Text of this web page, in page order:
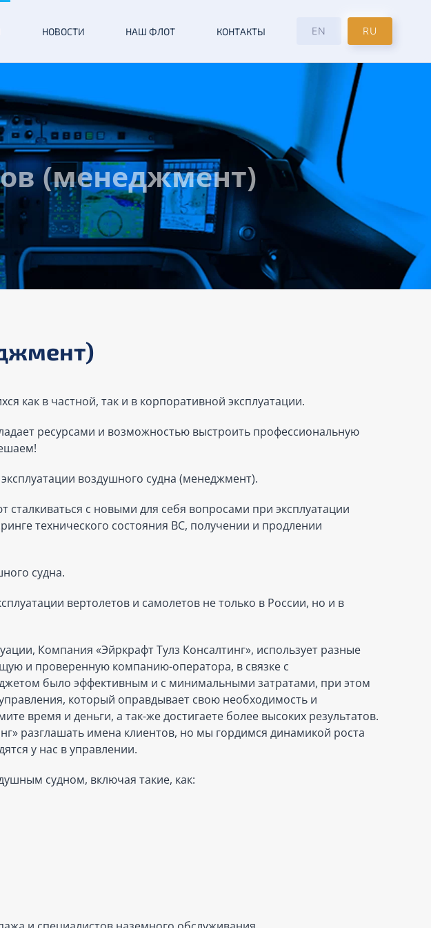
НОВОСТИ НАШ ФЛОТ КОНТАКТЫ EN RU
(менеджмент)
как в частной, так и в корпоративной эксплуатации.
ресурсами и возможностью выстроить профессиональную
воздушного судна (менеджмент).
с новыми для себя вопросами при эксплуатации
технического состояния ВС, получении и продлении
судна.
вертолетов и самолетов не только в России, но и в
Компания «Эйркрафт Тулз Консалтинг», использует разные
и проверенную компанию-оператора, в связке с
было эффективным и с минимальными затратами, при этом
который оправдывает свою необходимость и
время и деньги, а так-же достигаете более высоких результатов.
разглашать имена клиентов, но мы гордимся динамикой роста
у нас в управлении.
судном, включая такие, как: